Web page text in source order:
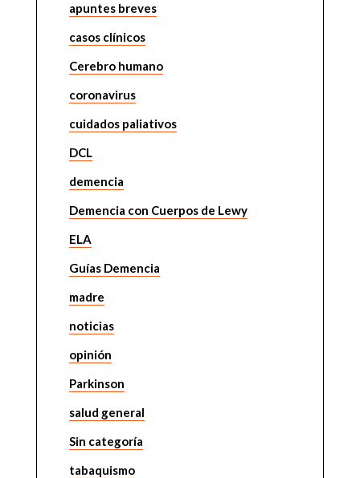
apuntes breves
casos clínicos
Cerebro humano
coronavirus
cuidados paliativos
DCL
demencia
Demencia con Cuerpos de Lewy
ELA
Guías Demencia
madre
noticias
opinión
Parkinson
salud general
Sin categoría
tabaquismo